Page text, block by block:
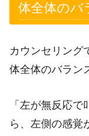
体全体のバ
カウンセリング
体全体のバラン
「左が無反応
ら、左側の感覚